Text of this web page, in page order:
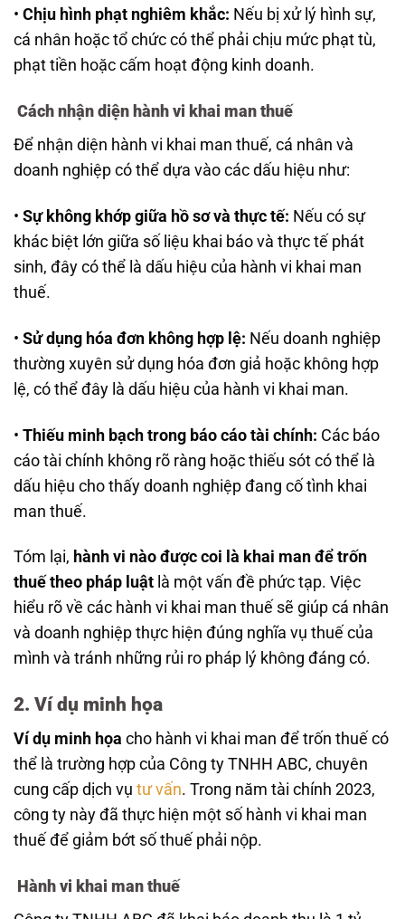
• Chịu hình phạt nghiêm khắc: Nếu bị xử lý hình sự,
cá nhân hoặc tổ chức có thể phải chịu mức phạt tù,
phạt tiền hoặc cấm hoạt động kinh doanh.
Cách nhận diện hành vi khai man thuế
Để nhận diện hành vi khai man thuế, cá nhân và
doanh nghiệp có thể dựa vào các dấu hiệu như:
• Sự không khớp giữa hồ sơ và thực tế: Nếu có sự
khác biệt lớn giữa số liệu khai báo và thực tế phát
sinh, đây có thể là dấu hiệu của hành vi khai man
thuế.
• Sử dụng hóa đơn không hợp lệ: Nếu doanh nghiệp
thường xuyên sử dụng hóa đơn giả hoặc không hợp
lệ, có thể đây là dấu hiệu của hành vi khai man.
• Thiếu minh bạch trong báo cáo tài chính: Các báo
cáo tài chính không rõ ràng hoặc thiếu sót có thể là
dấu hiệu cho thấy doanh nghiệp đang cố tình khai
man thuế.
Tóm lại, hành vi nào được coi là khai man để trốn
thuế theo pháp luật là một vấn đề phức tạp. Việc
hiểu rõ về các hành vi khai man thuế sẽ giúp cá nhân
và doanh nghiệp thực hiện đúng nghĩa vụ thuế của
mình và tránh những rủi ro pháp lý không đáng có.
2. Ví dụ minh họa
Ví dụ minh họa cho hành vi khai man để trốn thuế có
thể là trường hợp của Công ty TNHH ABC, chuyên
cung cấp dịch vụ tư vấn. Trong năm tài chính 2023,
công ty này đã thực hiện một số hành vi khai man
thuế để giảm bớt số thuế phải nộp.
Hành vi khai man thuế